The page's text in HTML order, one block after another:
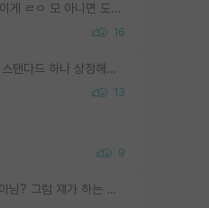
신생랩+젊은 교수 이게 ㄹㅇ 모 아니면 도인듯.
16
ML 대부분이 골드 스탠다드 하나 상정해놓고 (벤치마크 데이터셋이 여러 개면 여러 개 상정) 그거 얼마나 잘 맞추나 싸움임 가끔 번뜩이는 설계 철학을 보여주는 논문들도 있지만 대부분 그거 성적 얼마나 더 올리느라에 혈안이 되어 있는 측면이 잇음
13
9
open ai가 ai대장아님? 그럼 쟤가 하는 말이 다 맞겠네